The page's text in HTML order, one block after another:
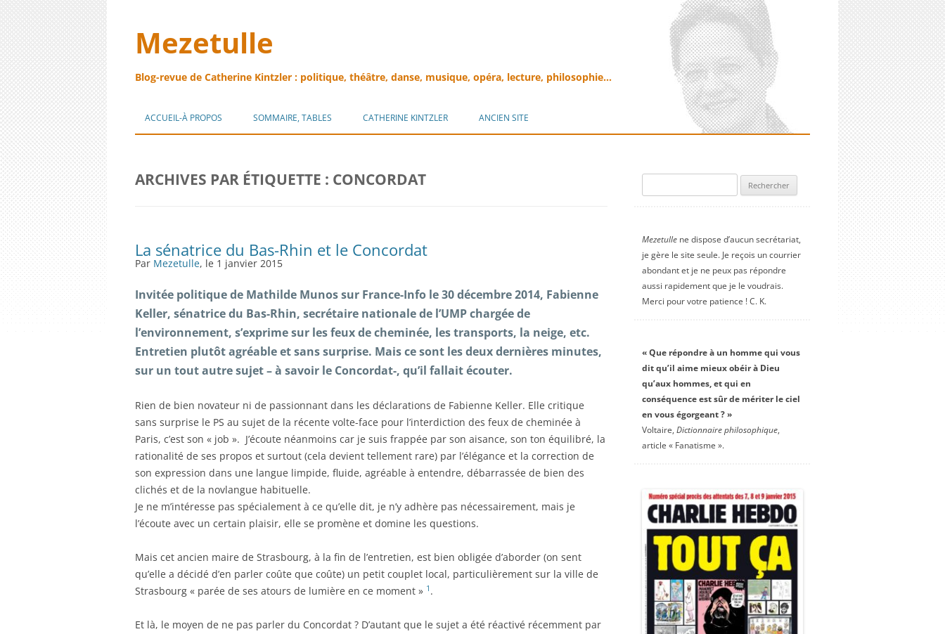
Mezetulle
Blog-revue de Catherine Kintzler : politique, théâtre, danse, musique, opéra, lecture, philosophie…
au
ACCUEIL-À PROPOS SOMMAIRE, TABLES CATHERINE KINTZLER ANCIEN SITE
ARCHIVES PAR ÉTIQUETTE : CONCORDAT
La sénatrice du Bas-Rhin et le Concordat
Par Mezetulle, le 1 janvier 2015
Invitée politique de Mathilde Munos sur France-Info le 30 décembre 2014, Fabienne
Keller, sénatrice du Bas-Rhin, secrétaire nationale de l’UMP chargée de
l’environnement, s’exprime sur les feux de cheminée, les transports, la neige, etc.
Entretien plutôt agréable et sans surprise. Mais ce sont les deux dernières minutes,
sur un tout autre sujet – à savoir le Concordat-, qu’il fallait écouter.
Rien de bien novateur ni de passionnant dans les déclarations de Fabienne Keller. Elle critique
sans surprise le PS au sujet de la récente volte-face pour l’interdiction des feux de cheminée à
Paris, c’est son « job ». J’écoute néanmoins car je suis frappée par son aisance, son ton équilibré, la
rationalité de ses propos et surtout (cela devient tellement rare) par l’élégance et la correction de
son expression dans une langue limpide, fluide, agréable à entendre, débarrassée de bien des
clichés et de la novlangue habituelle.
Je ne m’intéresse pas spécialement à ce qu’elle dit, je n’y adhère pas nécessairement, mais je
l’écoute avec un certain plaisir, elle se promène et domine les questions.
Mais cet ancien maire de Strasbourg, à la fin de l’entretien, est bien obligée d’aborder (on sent
qu’elle a décidé d’en parler coûte que coûte) un petit couplet local, particulièrement sur la ville de
Strasbourg « parée de ses atours de lumière en ce moment » 1 .
Et là, le moyen de ne pas parler du Concordat ? D’autant que le sujet a été réactivé récemment par
Mezetullene dispose d’aucun secrétariat,
je gère le site seule. Je reçois un courrier
abondant et je ne peux pas répondre
aussi rapidement que je le voudrais.
Merci pour votre patience ! C. K.
« Que répondre à un homme qui vous
dit qu’il aime mieux obéir à Dieu
qu’aux hommes, et qui en
conséquence est sûr de mériter le ciel
en vous égorgeant ? »
Voltaire, Dictionnaire philosophique,
article « Fanatisme ».